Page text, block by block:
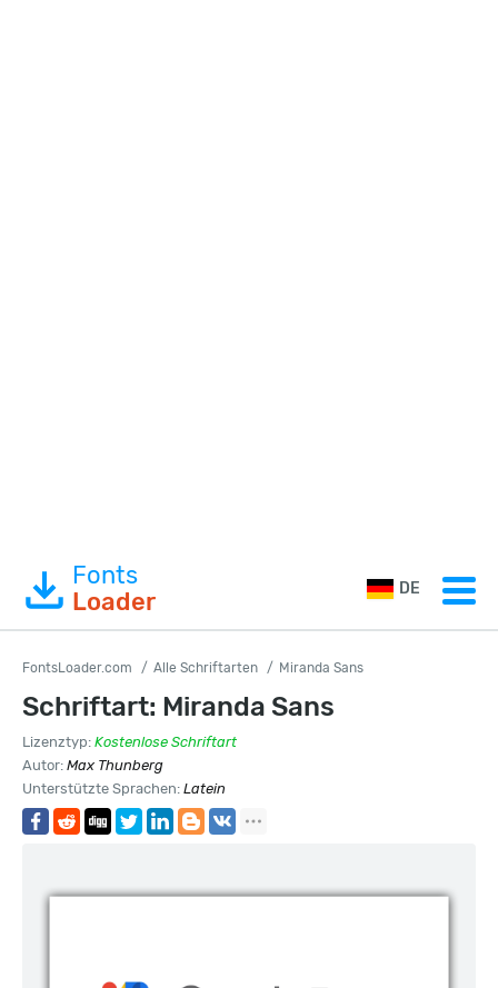
Fonts
Loader
DE
FontsLoader.com Alle Schriftarten Miranda Sans
Schriftart: Miranda Sans
Lizenztyp: Kostenlose Schriftart
Autor: Max Thunberg
Unterstützte Sprachen: Latein